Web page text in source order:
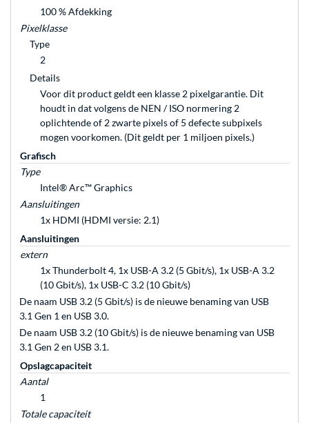
100 % Afdekking
Pixelklasse
Type
2
Details
Voor dit product geldt een klasse 2 pixelgarantie. Dit
houdt in dat volgens de NEN / ISO normering 2
oplichtende of 2 zwarte pixels of 5 defecte subpixels
mogen voorkomen. (Dit geldt per 1 miljoen pixels.)
Grafisch
Type
Intel® Arc™ Graphics
Aansluitingen
1x HDMI (HDMI versie: 2.1)
Aansluitingen
extern
1x Thunderbolt 4, 1x USB-A 3.2 (5 Gbit/s), 1x USB-A 3.2
(10 Gbit/s), 1x USB-C 3.2 (10 Gbit/s)
De naam USB 3.2 (5 Gbit/s) is de nieuwe benaming van USB
3.1 Gen 1 en USB 3.0.
De naam USB 3.2 (10 Gbit/s) is de nieuwe benaming van USB
3.1 Gen 2 en USB 3.1.
Opslagcapaciteit
Aantal
1
Totale capaciteit